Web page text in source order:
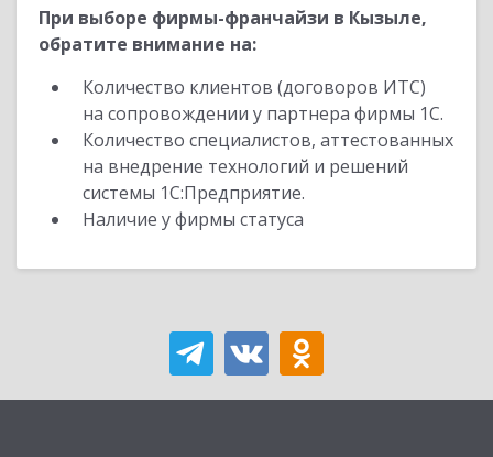
При выборе фирмы-франчайзи в Кызыле,
обратите внимание на:
Количество клиентов (договоров ИТС)
на сопровождении у партнера фирмы 1С.
Количество специалистов, аттестованных
на внедрение технологий и решений
системы 1С:Предприятие.
Наличие у фирмы статуса